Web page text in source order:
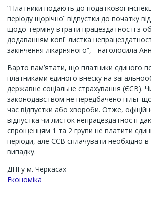
“Платники подають до податкової
періоду щорічної відпустки до початку
щодо терміну втрати працездатності з
додаванням копії листка
закінчення лікарняного”, - наголосила
Варто пам’ятати, що платники єдиного
платниками єдиного внеску на
державне соціальне страхування (ЄСВ).
законодавством не передбачено пільг
час відпустки або хвороби. Отже,
відпустка чи листок непрацездатності
спрощенцям 1 та 2 групи не платити
періоди, але ЄСВ сплачувати необхідно
випадку.
ДПІ у м. Черкасах
Економіка